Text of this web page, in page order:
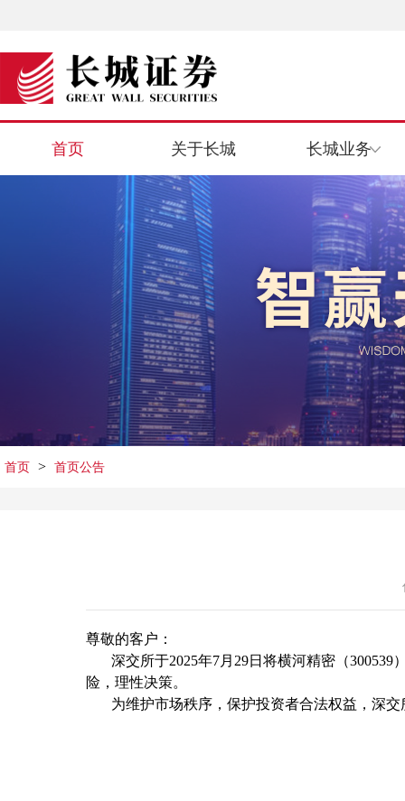
首页 关于长城 长城业务
首页 > 首页公告
尊敬的客户：
深交所于2025年7月29日将横河精密（300539
险，理性决策。
为维护市场秩序，保护投资者合法权益，深交